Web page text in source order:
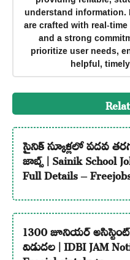
understand
are crafted with real-
and a strong
prioritize user needs,
helpful,
సైనిక్ స్కూళ్లలో పదవ
జాబ్స్ | Sainik School
Full Details –
1300 జూనియర్
విడుదల | IDBI JAM